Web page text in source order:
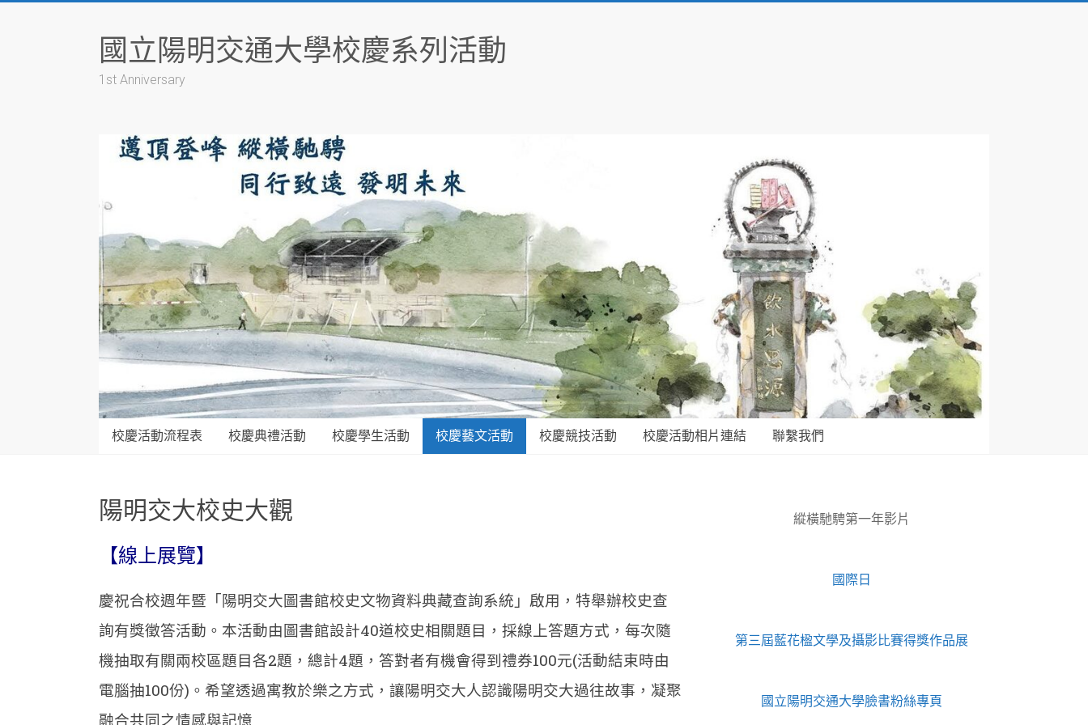
國立陽明交通大學校慶系列活動
1st Anniversary
校慶活動流程表 校慶典禮活動 校慶學生活動 校慶藝文活動 校慶競技活動 校慶活動相片連結 聯繫我們
陽明交大校史大觀
【線上展覽】
慶祝合校週年暨「陽明交大圖書館校史文物資料典藏查詢系統」啟用，特舉辦校史查
詢有獎徵答活動。本活動由圖書館設計40道校史相關題目，採線上答題方式，每次隨
機抽取有關兩校區題目各2題，總計4題，答對者有機會得到禮券100元(活動結束時由
電腦抽100份)。希望透過寓教於樂之方式，讓陽明交大人認識陽明交大過往故事，凝聚
融合共同之情感與記憶
縱橫馳騁第一年影片
國際日
第三屆藍花楹文學及攝影比賽得獎作品展
國立陽明交通大學臉書粉絲專頁